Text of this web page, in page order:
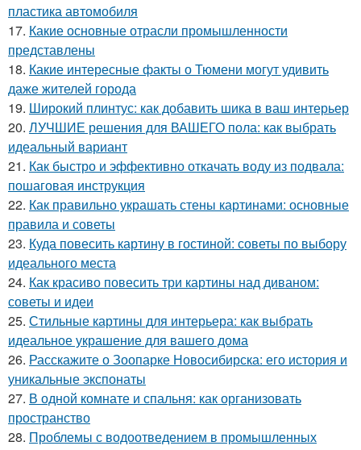
пластика автомобиля
17. Какие основные отрасли промышленности
представлены
18. Какие интересные факты о Тюмени могут удивить
даже жителей города
19. Широкий плинтус: как добавить шика в ваш интерьер
20. ЛУЧШИЕ решения для ВАШЕГО пола: как выбрать
идеальный вариант
21. Как быстро и эффективно откачать воду из подвала:
пошаговая инструкция
22. Как правильно украшать стены картинами: основные
правила и советы
23. Куда повесить картину в гостиной: советы по выбору
идеального места
24. Как красиво повесить три картины над диваном:
советы и идеи
25. Стильные картины для интерьера: как выбрать
идеальное украшение для вашего дома
26. Расскажите о Зоопарке Новосибирска: его история и
уникальные экспонаты
27. В одной комнате и спальня: как организовать
пространство
28. Проблемы с водоотведением в промышленных